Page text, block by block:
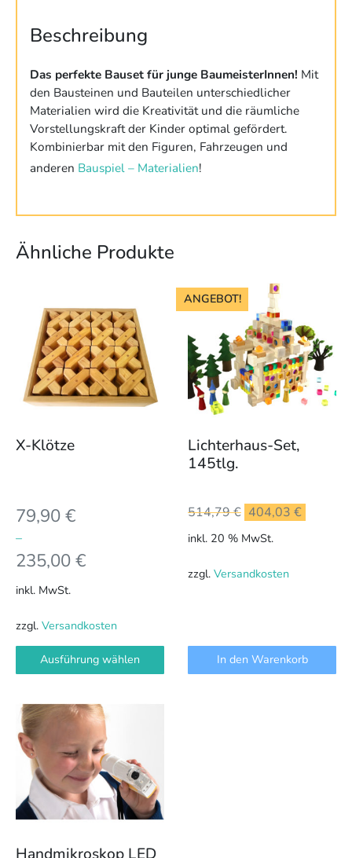
Beschreibung
Das perfekte Bauset für junge BaumeisterInnen! Mit
den Bausteinen und Bauteilen unterschiedlicher
Materialien wird die Kreativität und die räumliche
Vorstellungskraft der Kinder optimal gefördert.
Kombinierbar mit den Figuren, Fahrzeugen und
anderen Bauspiel – Materialien!
Ähnliche Produkte
X-Klötze
79,90€
–
235,00€
inkl. MwSt.
zzgl. Versandkosten
Ausführung wählen
Produkt
weist
mehrere
Varianten
auf.
Die
können
gewählt
ANGEBOT!
Lichterhaus-Set,
145tlg.
514,79€ Ursprünglicher
Preis
514,79 €
404,03 €
inkl. 20 % MwSt.
zzgl. Versandkosten
In den Warenkorb
Handmikroskop LED